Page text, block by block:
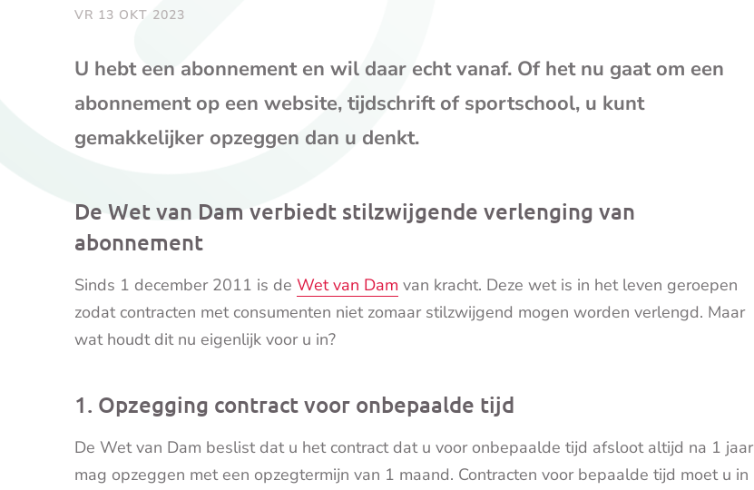
VR 13 OKT 2023
U hebt een abonnement en wil daar echt vanaf. Of het nu gaat om een
abonnement op een website, tijdschrift of sportschool, u kunt
gemakkelijker opzeggen dan u denkt.
De Wet van Dam verbiedt stilzwijgende verlenging van
abonnement
Sinds 1 december 2011 is de Wet van Dam van kracht. Deze wet is in het leven geroepen
zodat contracten met consumenten niet zomaar stilzwijgend mogen worden verlengd. Maar
wat houdt dit nu eigenlijk voor u in?
1. Opzegging contract voor onbepaalde tijd
De Wet van Dam beslist dat u het contract dat u voor onbepaalde tijd afsloot altijd na 1 jaar
mag opzeggen met een opzegtermijn van 1 maand. Contracten voor bepaalde tijd moet u in